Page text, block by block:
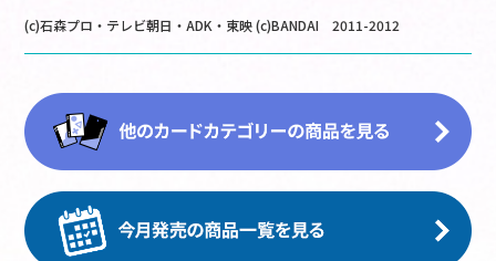
(c)石森プロ・テレビ朝日・ADK・東映 (c)BANDAI 2011-2012